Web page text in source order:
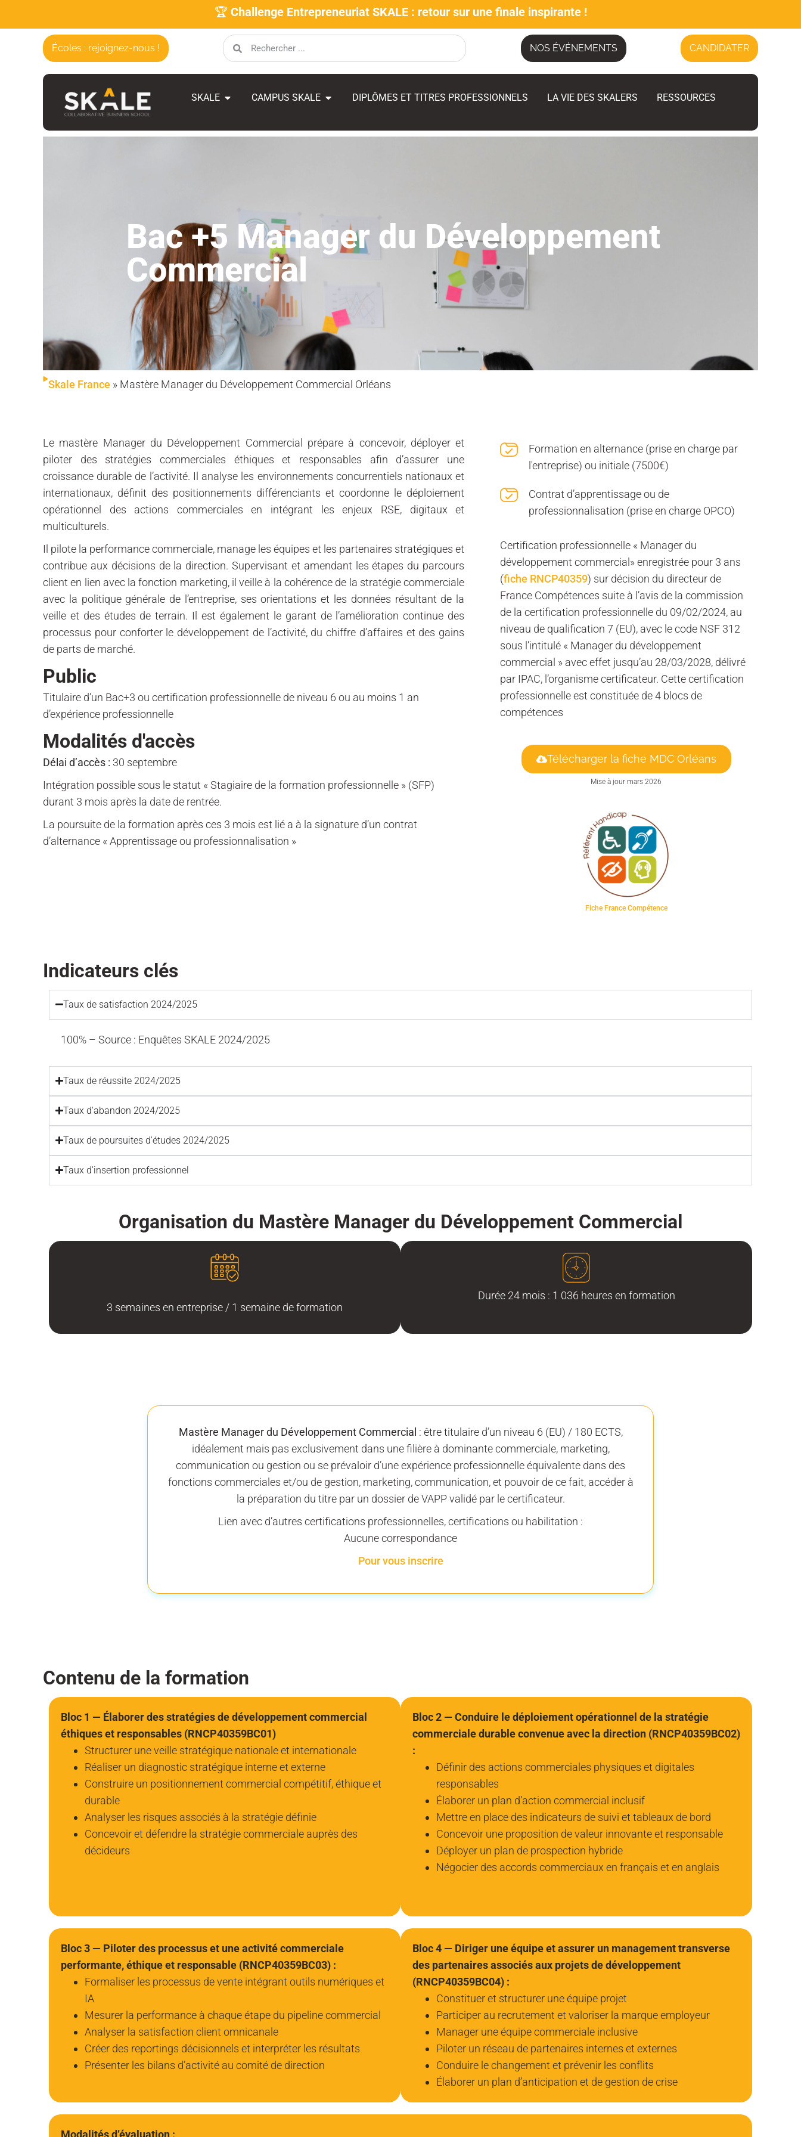
🏆 Challenge Entrepreneuriat SKALE : retour sur une finale inspirante !
Écoles : rejoignez-nous ! NOS ÉVÉNEMENTS CANDIDATER
SKALE CAMPUS SKALE DIPLÔMES ET TITRES PROFESSIONNELS LA VIE DES SKALERS RESSOURCES
Bac +5 Manager du Développement
Commercial
Skale France » Mastère Manager du Développement Commercial Orléans
Le mastère Manager du Développement Commercial prépare à concevoir, déployer et
piloter des stratégies commerciales éthiques et responsables afin d’assurer une
croissance durable de l’activité. Il analyse les environnements concurrentiels nationaux et
internationaux, définit des positionnements différenciants et coordonne le déploiement
opérationnel des actions commerciales en intégrant les enjeux RSE, digitaux et
multiculturels.
Il pilote la performance commerciale, manage les équipes et les partenaires stratégiques et
contribue aux décisions de la direction. Supervisant et amendant les étapes du parcours
client en lien avec la fonction marketing, il veille à la cohérence de la stratégie commerciale
avec la politique générale de l’entreprise, ses orientations et les données résultant de la
veille et des études de terrain. Il est également le garant de l’amélioration continue des
processus pour conforter le développement de l’activité, du chiffre d’affaires et des gains
de parts de marché.
Public
Titulaire d’un Bac+3 ou certification professionnelle de niveau 6 ou au moins 1 an
d’expérience professionnelle
Modalités d'accès
Délai d’accès : 30 septembre
Intégration possible sous le statut « Stagiaire de la formation professionnelle » (SFP)
durant 3 mois après la date de rentrée.
La poursuite de la formation après ces 3 mois est lié a à la signature d’un contrat
d’alternance « Apprentissage ou professionnalisation »
Formation en alternance (prise en charge par
l'entreprise) ou initiale (7500€)
Contrat d’apprentissage ou de
professionnalisation (prise en charge OPCO)
Certification professionnelle « Manager du
développement commercial» enregistrée pour 3 ans
(fiche RNCP40359) sur décision du directeur de
France Compétences suite à l’avis de la commission
de la certification professionnelle du 09/02/2024, au
niveau de qualification 7 (EU), avec le code NSF 312
sous l’intitulé « Manager du développement
commercial » avec effet jusqu’au 28/03/2028, délivré
par IPAC, l’organisme certificateur. Cette certification
professionnelle est constituée de 4 blocs de
compétences
Télécharger la fiche MDC Orléans
Mise à jour mars 2026
Fiche France Compétence
Indicateurs clés
Taux de satisfaction 2024/2025
100% – Source : Enquêtes SKALE 2024/2025
Taux de réussite 2024/2025
Taux d'abandon 2024/2025
Taux de poursuites d'études 2024/2025
Taux d'insertion professionnel
Organisation du Mastère Manager du Développement Commercial
3 semaines en entreprise / 1 semaine de formation
Durée 24 mois : 1 036 heures en formation
Mastère Manager du Développement Commercial : être titulaire d’un niveau 6 (EU) / 180 ECTS,
idéalement mais pas exclusivement dans une filière à dominante commerciale, marketing,
communication ou gestion ou se prévaloir d’une expérience professionnelle équivalente dans des
fonctions commerciales et/ou de gestion, marketing, communication, et pouvoir de ce fait, accéder à
la préparation du titre par un dossier de VAPP validé par le certificateur.
Lien avec d’autres certifications professionnelles, certifications ou habilitation :
Aucune correspondance
Pour vous inscrire
Contenu de la formation
Bloc 1 — Élaborer des stratégies de développement commercial
éthiques et responsables (RNCP40359BC01)
Structurer une veille stratégique nationale et internationale
Réaliser un diagnostic stratégique interne et externe
Construire un positionnement commercial compétitif, éthique et
durable
Analyser les risques associés à la stratégie définie
Concevoir et défendre la stratégie commerciale auprès des
décideurs
Bloc 2 — Conduire le déploiement opérationnel de la stratégie
commerciale durable convenue avec la direction (RNCP40359BC02)
:
Définir des actions commerciales physiques et digitales
responsables
Élaborer un plan d’action commercial inclusif
Mettre en place des indicateurs de suivi et tableaux de bord
Concevoir une proposition de valeur innovante et responsable
Déployer un plan de prospection hybride
Négocier des accords commerciaux en français et en anglais
Bloc 3 — Piloter des processus et une activité commerciale
performante, éthique et responsable (RNCP40359BC03) :
Formaliser les processus de vente intégrant outils numériques et
IA
Mesurer la performance à chaque étape du pipeline commercial
Analyser la satisfaction client omnicanale
Créer des reportings décisionnels et interpréter les résultats
Présenter les bilans d’activité au comité de direction
Bloc 4 — Diriger une équipe et assurer un management transverse
des partenaires associés aux projets de développement
(RNCP40359BC04) :
Constituer et structurer une équipe projet
Participer au recrutement et valoriser la marque employeur
Manager une équipe commerciale inclusive
Piloter un réseau de partenaires internes et externes
Conduire le changement et prévenir les conflits
Élaborer un plan d’anticipation et de gestion de crise
Modalités d’évaluation :